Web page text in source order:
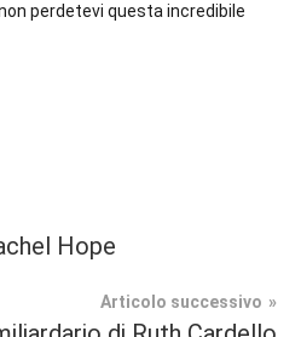
perdetevi questa incredibile
Hope
Articolo successivo